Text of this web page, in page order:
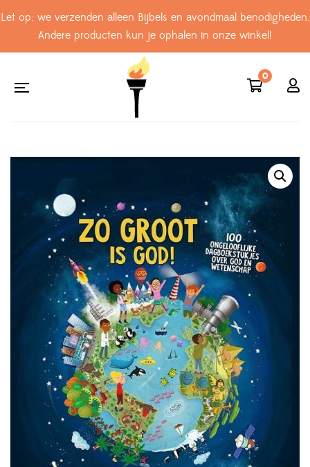
Let op: we verzenden alleen Bijbels en avondmaal benodigheden.
Andere producten kun je ophalen in onze winkel!
0